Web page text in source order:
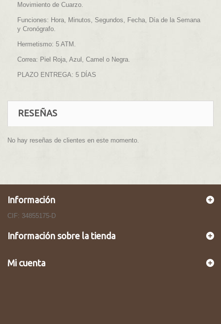
Movimiento de Cuarzo.
Funciones: Hora, Minutos, Segundos, Fecha, Día de la Semana
y Cronógrafo.
Hermetismo: 5 ATM.
Correa: Piel Roja, Azul, Camel o Negra.
PLAZO ENTREGA: 5 DÍAS
RESEÑAS
No hay reseñas de clientes en este momento.
Información
CIF: 34855175-D
Información sobre la tienda
Mi cuenta